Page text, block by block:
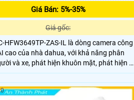
Giá Bán: 5%-35%
Giá gốc:
HFW3649TP-ZAS-IL là dòng camera công
cao của nhà dahua, với khả năng phân
và xe, phát hiện khuôn mặt, phát hiện ở
hiện lảng vảng, phát hiện khuôn mặt, ống
độ nét cao 6.0MP được trang bị